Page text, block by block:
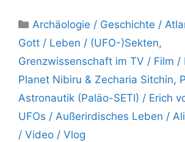
Kategorien
Archäologie / Geschichte /
Gott / Leben / (UFO-)Sekten,
Grenzwissenschaft im TV / Film /
Planet Nibiru & Zecharia Sitchin,
Astronautik (Paläo-SETI) / Erich
UFOs / Außerirdisches Leben /
/ Video / Vlog